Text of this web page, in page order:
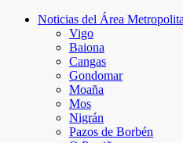
Noticias del Área
Vigo
Baiona
Cangas
Gondomar
Moaña
Mos
Nigrán
Pazos de Borbén